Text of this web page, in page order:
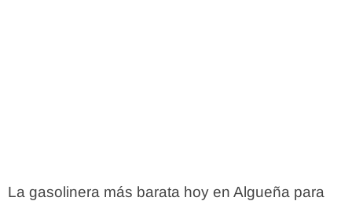
La gasolinera más barata hoy en Algueña para